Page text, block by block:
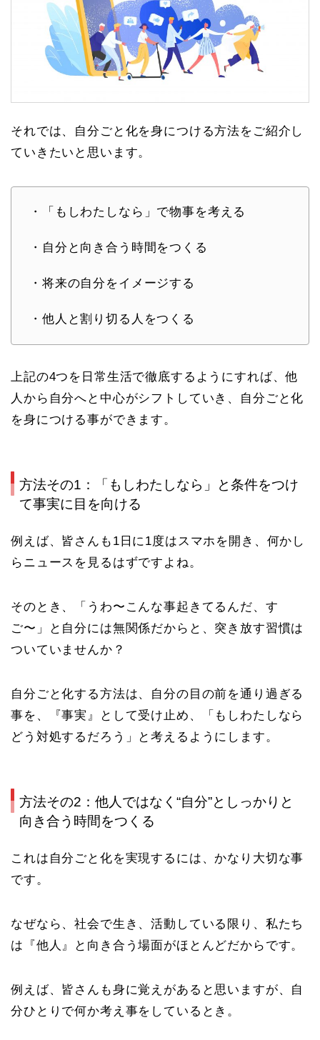
それでは、自分ごと化を身につける方法をご紹介し
ていきたいと思います。
・「もしわたしなら」で物事を考える
・自分と向き合う時間をつくる
・将来の自分をイメージする
・他人と割り切る人をつくる
上記の4つを日常生活で徹底するようにすれば、他
人から自分へと中心がシフトしていき、自分ごと化
を身につける事ができます。
方法その1：「もしわたしなら」と条件をつけ
て事実に目を向ける
例えば、皆さんも1日に1度はスマホを開き、何かし
らニュースを見るはずですよね。
そのとき、「うわ〜こんな事起きてるんだ、す
ご〜」と自分には無関係だからと、突き放す習慣は
ついていませんか？
自分ごと化する方法は、自分の目の前を通り過ぎる
事を、『事実』として受け止め、「もしわたしなら
どう対処するだろう」と考えるようにします。
方法その2：他人ではなく“自分”としっかりと
向き合う時間をつくる
これは自分ごと化を実現するには、かなり大切な事
です。
なぜなら、社会で生き、活動している限り、私たち
は『他人』と向き合う場面がほとんどだからです。
例えば、皆さんも身に覚えがあると思いますが、自
分ひとりで何か考え事をしているとき。